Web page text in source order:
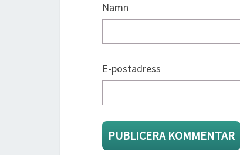
Namn
E-postadress